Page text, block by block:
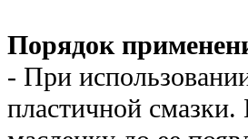
Порядок
- При
пластичной смазки.